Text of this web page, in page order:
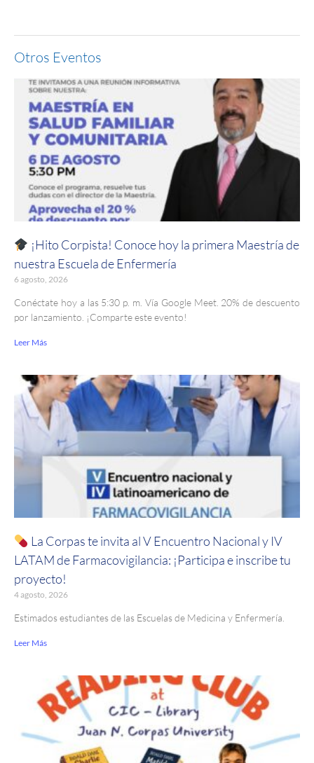
Otros Eventos
¡Hito Corpista! Conoce hoy la primera Maestría de
nuestra Escuela de Enfermería
6 agosto, 2026
Conéctate hoy a las 5:30 p. m. Vía Google Meet. 20% de descuento
por lanzamiento. ¡Comparte este evento!
Leer Más
La Corpas te invita al V Encuentro Nacional y IV
LATAM de Farmacovigilancia: ¡Participa e inscribe tu
proyecto!
4 agosto, 2026
Estimados estudiantes de las Escuelas de Medicina y Enfermería.
Leer Más